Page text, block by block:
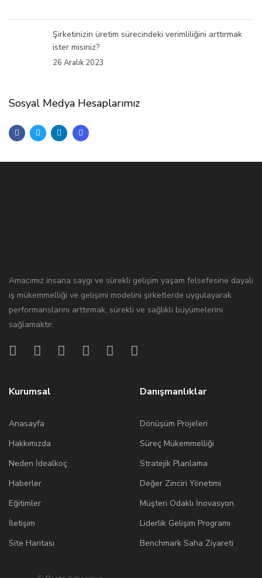
Şirketinizin üretim sürecindeki verimliliğini arttırmak
ister misiniz?
26 Aralık 2023
Sosyal Medya Hesaplarımız
Amacımız insana saygı ve sürekli gelişim yaşam felsefesine dayalı
iş mükemmelliği ve gelişimi modelini şirketlerde uygulayarak
performanslarını arttırmak, sürekli ve sağlıklı büyümelerini
sağlamaktır.
Kurumsal
Anasayfa
Hakkımızda
Neden İdealkoç
Haberler
Eğitimler
İletişim
Site Haritası
Danışmanlıklar
Dönüşüm Projeleri
Süreç Mükemmelliği
Stratejik Planlama
Değer Zinciri Yönetimi
Müşteri Odaklı İnovasyon
Liderlik Gelişim Programı
Benchmark Saha Ziyareti